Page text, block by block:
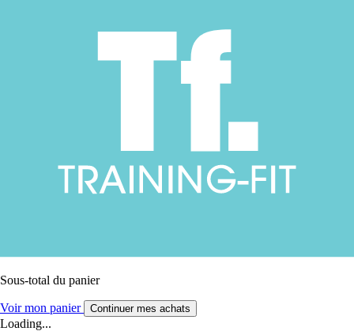
Sous-total du panier
Voir mon panier Continuer mes achats
Loading...